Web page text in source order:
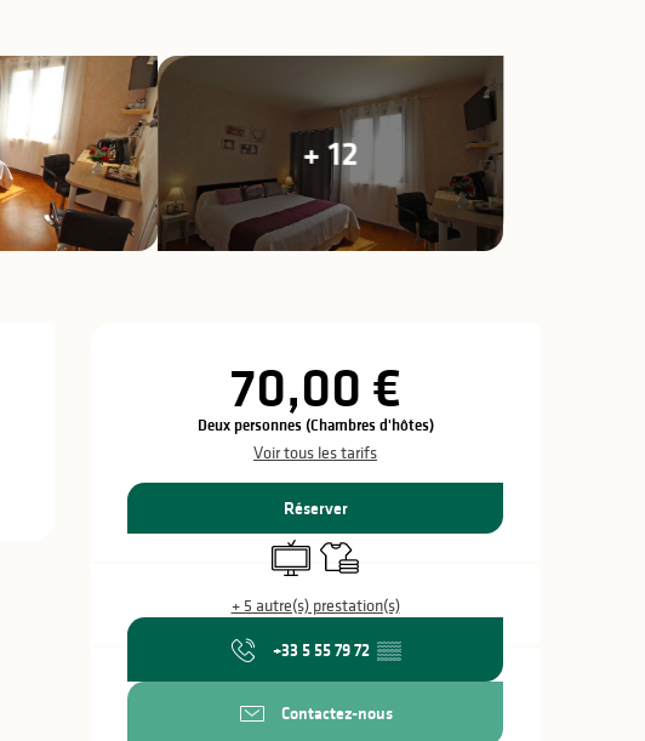
+ 12
Ouverture et
70,00 €
Deux personnes (Chambres d'hôtes)
Voir tous les tarifs
Réserver
TélévisionDraps et linge
+ 5 autre(s) prestation(s)
+33 5 55 79 72 ▒▒
Contactez-nous